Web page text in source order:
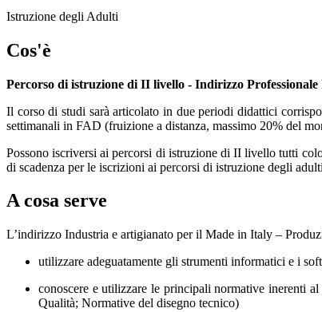
Istruzione degli Adulti
Cos'è
Percorso di istruzione di II livello - Indirizzo
Il corso di studi sarà articolato in due periodi didattici
settimanali in FAD (fruizione a distanza, massimo 20% del
Possono iscriversi ai percorsi di istruzione di II livello tutti
di scadenza per le iscrizioni ai percorsi di istruzione degli
A cosa serve
L’indirizzo Industria e artigianato per il Made in Italy –
utilizzare adeguatamente gli strumenti informatici e i
conoscere e utilizzare le principali normative inerenti
Qualità; Normative del disegno tecnico)